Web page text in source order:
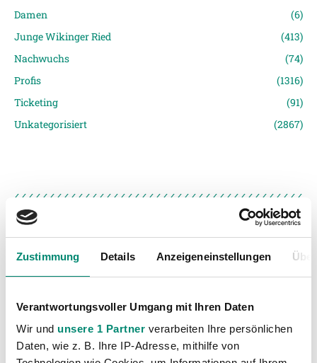
Zustimmung Details Anzeigeneinstellungen
Verantwortungsvoller Umgang mit Ihren Daten
Wir und unsere 1 Partner verarbeiten Ihre persönlichen
Daten, wie z. B. Ihre IP-Adresse, mithilfe von
Damen
(6)
Junge Wikinger Ried
(413)
Nachwuchs
(74)
Profis
(1316)
Ticketing
(91)
Unkategorisiert
(2867)
VORIGER NEWSEINTRAG
Wichtiger Punktgewinn gegen Wels
NÄCHSTER NEWSEINTRAG
„Es ist jetzt Big-Point-Time“